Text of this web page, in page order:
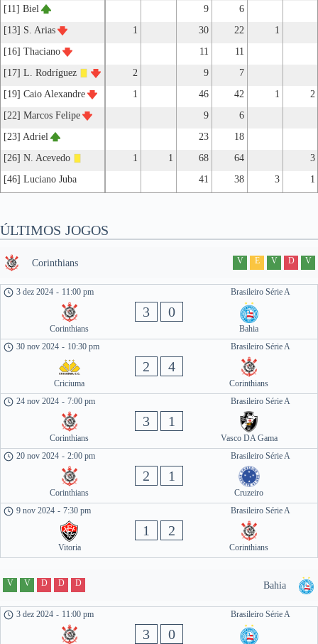
[11] Biel 9
6
[13] S. Arias
1 30 22
1
[16] Thaciano
11
11
[17] L. Rodríguez
2 9
7
[19] Caio Alexandre
1 46 42 1
2
[22] Marcos Felipe
9
6
[23] Adriel
23
18
[26] N. Acevedo
1 1 68 64
3
[46] Luciano Juba
41 38 3 1
ÚLTIMOS JOGOS
Corinthians V E V D V
Brasileiro Série A
3 dez 2024 - 11:00 pm
Corinthians
3 0
Bahia
Brasileiro Série A
30 nov 2024 - 10:30 pm
Criciuma
2 4
Corinthians
Brasileiro Série A
24 nov 2024 - 7:00 pm
Corinthians
3 1
Vasco DA Gama
Brasileiro Série A
20 nov 2024 - 2:00 pm
Corinthians
2 1
Cruzeiro
Brasileiro Série A
9 nov 2024 - 7:30 pm
Vitoria
1 2
Corinthians
Bahia
V V D D D
Brasileiro Série A
3 dez 2024 - 11:00 pm
3 0